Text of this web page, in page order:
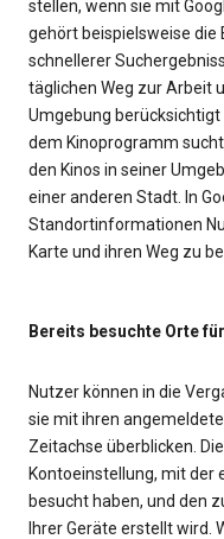
stellen, wenn sie mit
gehört beispielsweise die
schnellerer
täglichen Weg zur Arbeit
Umgebung berücksichtigt
dem Kinoprogramm
den Kinos in seiner
einer anderen Stadt. In
Standortinformationen
Karte und ihren Weg zu
Bereits besuchte Orte
Nutzer können in die
sie mit ihren
Zeitachse überblicken.
Kontoeinstellung, mit der
besucht haben, und den
Ihrer Geräte erstellt wird.